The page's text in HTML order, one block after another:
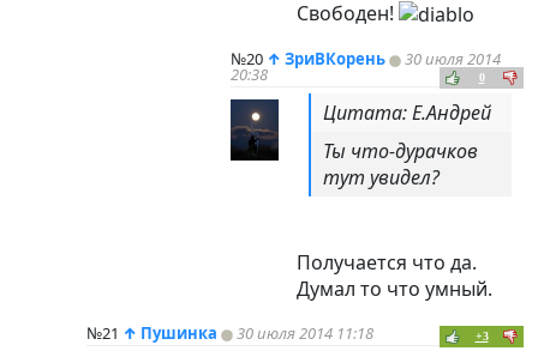
Свободен!
№20 ↑ ЗриВКорень 30 июля 2014
20:38 0
Цитата: Е.Андрей
Ты что-дурачков
тут увидел?
Получается что да.
Думал то что умный.
№21 ↑ Пушинка 30 июля 2014 11:18 +3